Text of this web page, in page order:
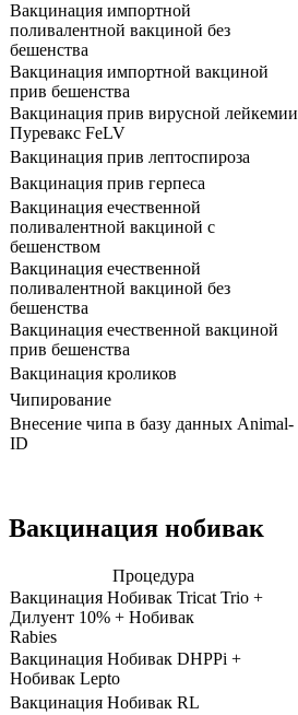
Вакцинация импортной
поливалентной вакциной без
бешенства
Вакцинация импортной вакциной
прив бешенства
Вакцинация прив вирусной лейкемии
Пуревакс FeLV
Вакцинация прив лептоспироза
Вакцинация прив герпеса
Вакцинация ечественной
поливалентной вакциной с
бешенством
Вакцинация ечественной
поливалентной вакциной без
бешенства
Вакцинация ечественной вакциной
прив бешенства
Вакцинация кроликов
Чипирование
Внесение чипа в базу данных Animal-
ID
Вакцинация нобивак
Процедура
Вакцинация Нобивак Tricat Trio +
Дилуент 10% + Нобивак
Rabies
Вакцинация Нобивак DHPPi +
Нобивак Lepto
Вакцинация Нобивак RL